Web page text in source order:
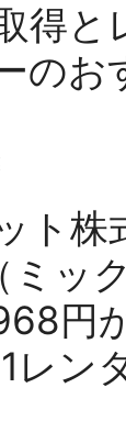
得と
のお
ト株
ッ
円
レン